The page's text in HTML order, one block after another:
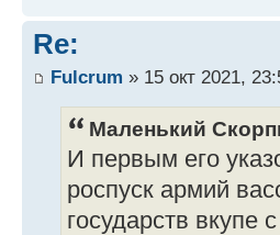
Re:
Fulcrum » 15 окт 2021,
Маленький
И первым его
роспуск армий
государств вкупе